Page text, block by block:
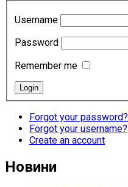
Username
Password
Remember me
Forgot your password?
Forgot your username?
Create an account
Новини